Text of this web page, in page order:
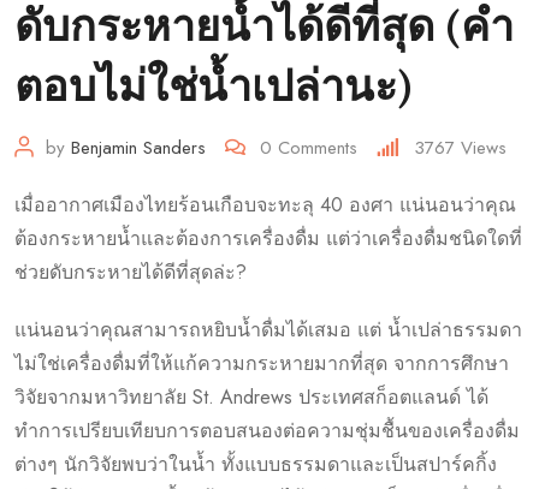
ดับกระหายน้ำได้ดีที่สุด (คำ
ตอบไม่ใช่น้ำเปล่านะ)
by Benjamin Sanders 0 Comments 3767 Views
เมื่ออากาศเมืองไทยร้อนเกือบจะทะลุ 40 องศา แน่นอนว่าคุณ
ต้องกระหายน้ำและต้องการเครื่องดื่ม แต่ว่าเครื่องดื่มชนิดใดที่
ช่วยดับกระหายได้ดีที่สุดล่ะ?
แน่นอนว่าคุณสามารถหยิบน้ำดื่มได้เสมอ แต่ น้ำเปล่าธรรมดา
ไม่ใช่เครื่องดื่มที่ให้แก้ความกระหายมากที่สุด จากการศึกษา
วิจัยจากมหาวิทยาลัย St. Andrews ประเทศสก็อตแลนด์ ได้
ทำการเปรียบเทียบการตอบสนองต่อความชุ่มชื้นของเครื่องดื่ม
ต่างๆ นักวิจัยพบว่าในน้ำ ทั้งแบบธรรมดาและเป็นสปาร์คกิ้ง